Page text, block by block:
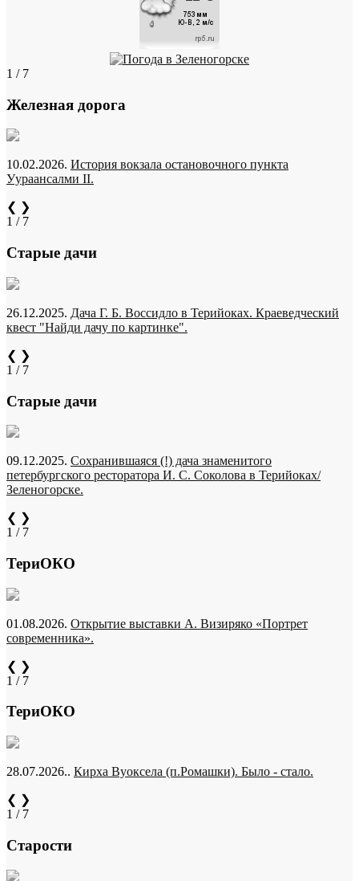
1 / 7
Железная дорога
10.02.2026. История вокзала остановочного пункта
Уураансалми II.
❮ ❯
1 / 7
Старые дачи
26.12.2025. Дача Г. Б. Воссидло в Терийоках. Краеведческий
квест "Найди дачу по картинке".
❮ ❯
1 / 7
Старые дачи
09.12.2025. Сохранившаяся (!) дача знаменитого
петербургского ресторатора И. С. Соколова в Терийоках/
Зеленогорске.
❮ ❯
1 / 7
ТериОКО
01.08.2026. Открытие выставки А. Визиряко «Портрет
современника».
❮ ❯
1 / 7
ТериОКО
28.07.2026.. Кирха Вуоксела (п.Ромашки). Было - стало.
❮ ❯
1 / 7
Старости